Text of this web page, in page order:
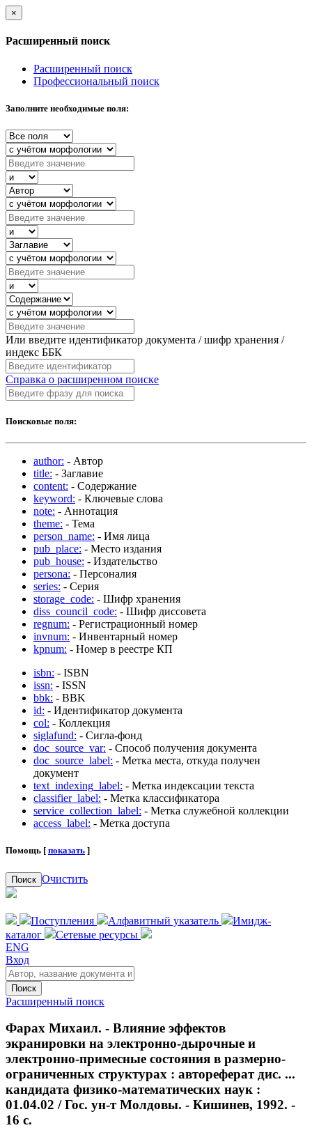
×
Расширенный поиск
Расширенный поиск
Профессиональный поиск
Заполните необходимые поля:
Или введите идентификатор документа / шифр хранения /
индекс ББК
Справка о расширенном поиске
Поисковые поля:
author: - Автор
title: - Заглавие
content: - Содержание
keyword: - Ключевые слова
note: - Аннотация
theme: - Тема
person_name: - Имя лица
pub_place: - Место издания
pub_house: - Издательство
persona: - Персоналия
series: - Серия
storage_code: - Шифр хранения
diss_council_code: - Шифр диссовета
regnum: - Регистрационный номер
invnum: - Инвентарный номер
kpnum: - Номер в реестре КП
isbn: - ISBN
issn: - ISSN
bbk: - BBK
id: - Идентификатор документа
col: - Коллекция
siglafund: - Сигла-фонд
doc_source_var: - Способ получения документа
doc_source_label: - Метка места, откуда получен
документ
text_indexing_label: - Метка индексации текста
classifier_label: - Метка классификатора
service_collection_label: - Метка служебной коллекции
access_label: - Метка доступа
Помощь [ показать ]
Поиск Очистить
Поступления Алфавитный указатель
Имидж-
каталог
Сетевые ресурсы
ENG
Вход
Поиск
Расширенный поиск
Фарах Михаил. - Влияние эффектов
экранировки на электронно-дырочные и
электронно-примесные состояния в размерно-
ограниченных структурах : автореферат дис. ...
кандидата физико-математических наук :
01.04.02 / Гос. ун-т Молдовы. - Кишинев, 1992. -
16 с.